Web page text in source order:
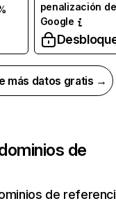
penalización de
Google
más datos gratis →
de
de